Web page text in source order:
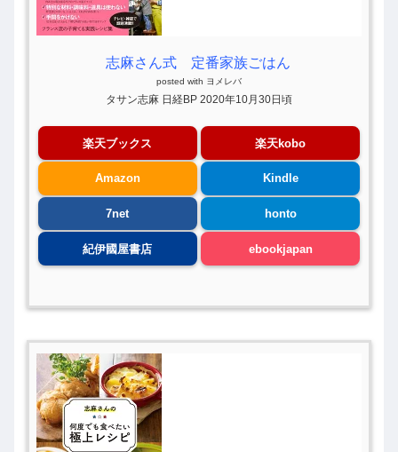
志麻さん式 定番家族ごはん
posted with ヨメレバ
タサン志麻 日経BP 2020年10月30日頃
楽天ブックス 楽天kobo
Amazon Kindle
7net honto
紀伊國屋書店 ebookjapan